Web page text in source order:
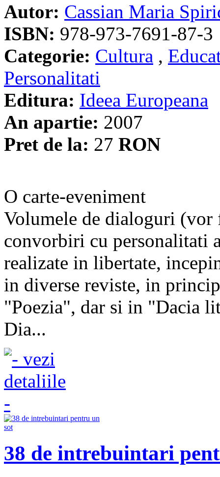
Autor: Cassian Maria
ISBN: 978-973-7691-87-3
Categorie: Cultura ,
Personalitati
Editura: Ideea Europeana
An apartie: 2007
Pret de la: 27 RON
O carte-eveniment
Volumele de dialoguri
convorbiri cu personalitati
realizate in libertate,
in diverse reviste, in
"Poezia", dar si in "Dacia
Dia...
38 de intrebuintari